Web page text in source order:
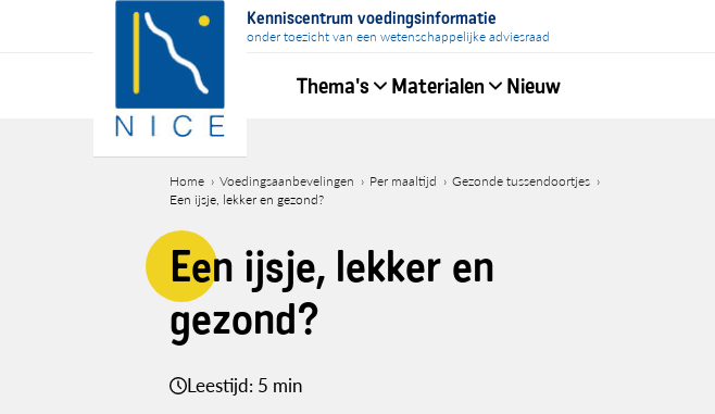
Kenniscentrum voedingsinformatie
onder toezicht van een wetenschappelijke adviesraad
Thema's Materialen Nieuw
Kruimelpad
Home Voedingsaanbevelingen Per maaltijd
Gezonde tussendoortjes
Een ijsje, lekker en gezond?
Een ijsje, lekker en
gezond?
Leestijd: 5 min